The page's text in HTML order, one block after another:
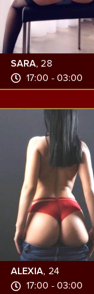
SARA, 28
17:00 - 03:00
ALEXIA, 24
17:00 - 03:00